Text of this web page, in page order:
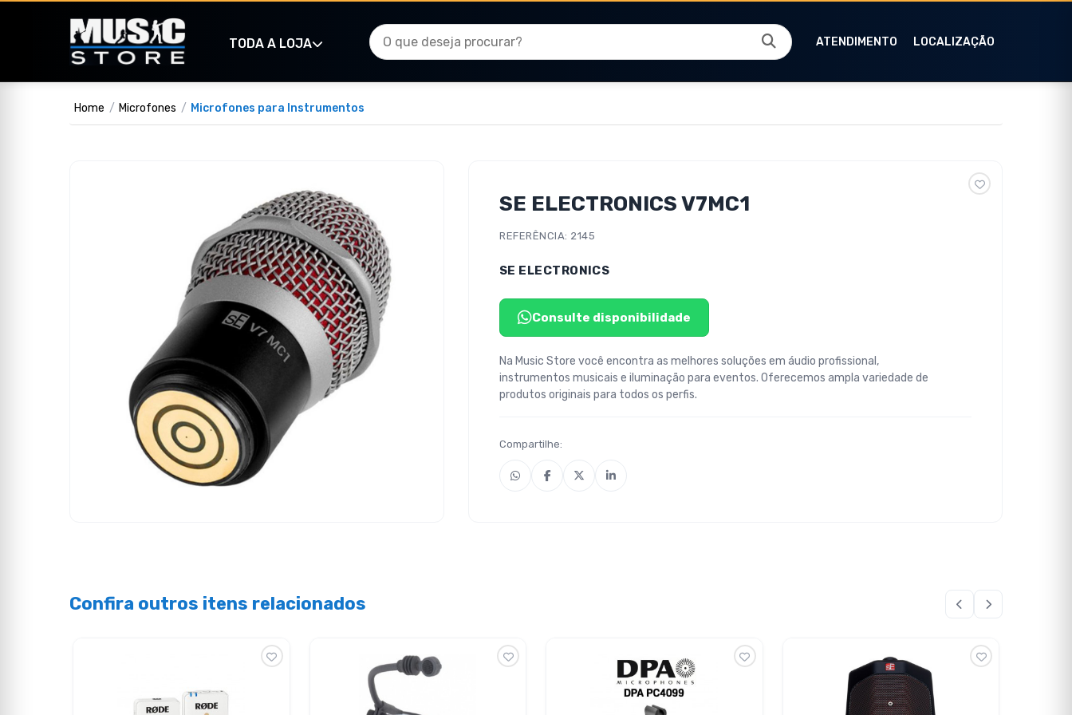
TODA A LOJA ATENDIMENTO LOCALIZAÇÃO
Home Microfones Microfones para Instrumentos
SE ELECTRONICS V7MC1
REFERÊNCIA: 2145
SE ELECTRONICS
Consulte disponibilidade
Na Music Store você encontra as melhores soluções em áudio profissional,
instrumentos musicais e iluminação para eventos. Oferecemos ampla variedade de
produtos originais para todos os perfis.
Compartilhe:
Confira outros itens relacionados